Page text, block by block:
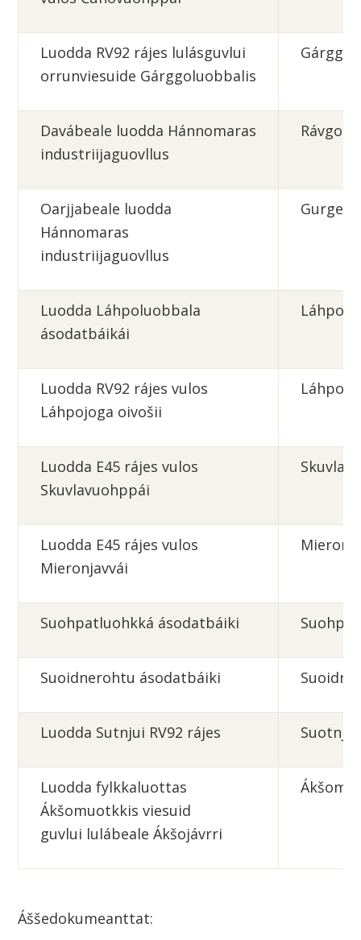
Luodda RV92 rájes lulásguvlui
orrunviesuide Gárggoluobbalis
Davábeale luodda Hánnomaras
industriijaguovllus
Oarjjabeale luodda
Hánnomaras
industriijaguovllus
Luodda Láhpoluobbala
ásodatbáikái
Luodda RV92 rájes vulos
Láhpojoga oivošii
Luodda E45 rájes vulos
Skuvlavuohppái
Luodda E45 rájes vulos
Mieronjavvái
Suohpatluohkká ásodatbáiki
Suoidnerohtu ásodatbáiki
Luodda Sutnjui RV92 rájes Suotnju
Luodda fylkkaluottas
Ákšomuotkkis viesuid
guvlui lulábeale Ákšojávrri
Áššedokumeanttat: